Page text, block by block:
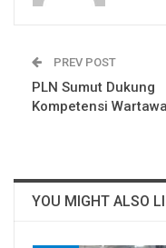
PREV POST
PLN Sumut Dukung
Kompetensi
YOU MIGHT ALSO